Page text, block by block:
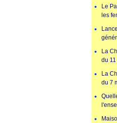
Le
les
La
du 11
La
du 7